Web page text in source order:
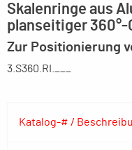
Skalenringe aus
planseitiger 360°-
Zur Positionierung
3.S360.RI.___
Katalog-# /